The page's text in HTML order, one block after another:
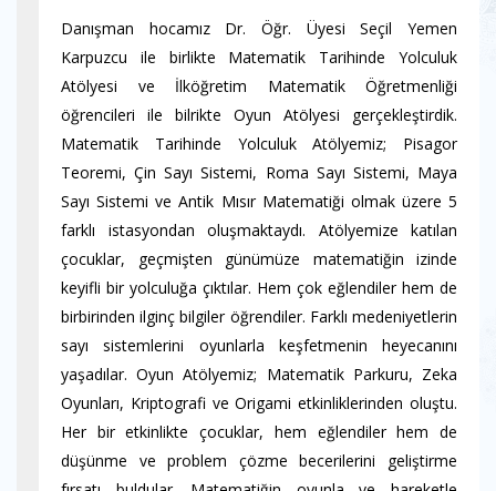
Danışman hocamız Dr. Öğr. Üyesi Seçil Yemen
Karpuzcu ile birlikte Matematik Tarihinde Yolculuk
Atölyesi ve İlköğretim Matematik Öğretmenliği
öğrencileri ile bilrikte Oyun Atölyesi gerçekleştirdik.
Matematik Tarihinde Yolculuk Atölyemiz; Pisagor
Teoremi, Çin Sayı Sistemi, Roma Sayı Sistemi, Maya
Sayı Sistemi ve Antik Mısır Matematiği olmak üzere 5
farklı istasyondan oluşmaktaydı. Atölyemize katılan
çocuklar, geçmişten günümüze matematiğin izinde
keyifli bir yolculuğa çıktılar. Hem çok eğlendiler hem de
birbirinden ilginç bilgiler öğrendiler. Farklı medeniyetlerin
sayı sistemlerini oyunlarla keşfetmenin heyecanını
yaşadılar. Oyun Atölyemiz; Matematik Parkuru, Zeka
Oyunları, Kriptografi ve Origami etkinliklerinden oluştu.
Her bir etkinlikte çocuklar, hem eğlendiler hem de
düşünme ve problem çözme becerilerini geliştirme